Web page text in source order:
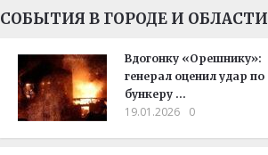
СОБЫТИЯ В ГОРОДЕ И ОБЛАСТИ
Вдогонку «Орешнику»:
генерал оценил удар по
бункеру …
19.01.2026 0